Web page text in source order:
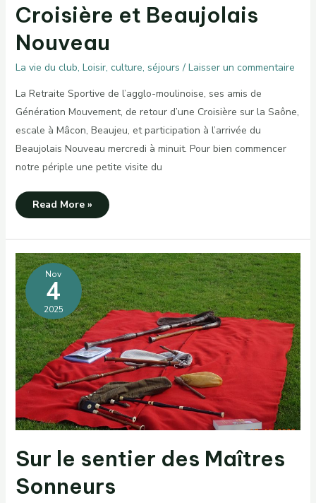
Croisière et Beaujolais
Nouveau
La vie du club, Loisir, culture, séjours / Laisser un commentaire
La Retraite Sportive de l’agglo-moulinoise, ses amis de
Génération Mouvement, de retour d’une Croisière sur la Saône,
escale à Mâcon, Beaujeu, et participation à l’arrivée du
Beaujolais Nouveau mercredi à minuit. Pour bien commencer
notre périple une petite visite du
Croisière
Read More »
Nov
4
2025
Sur le sentier des Maîtres
Sonneurs